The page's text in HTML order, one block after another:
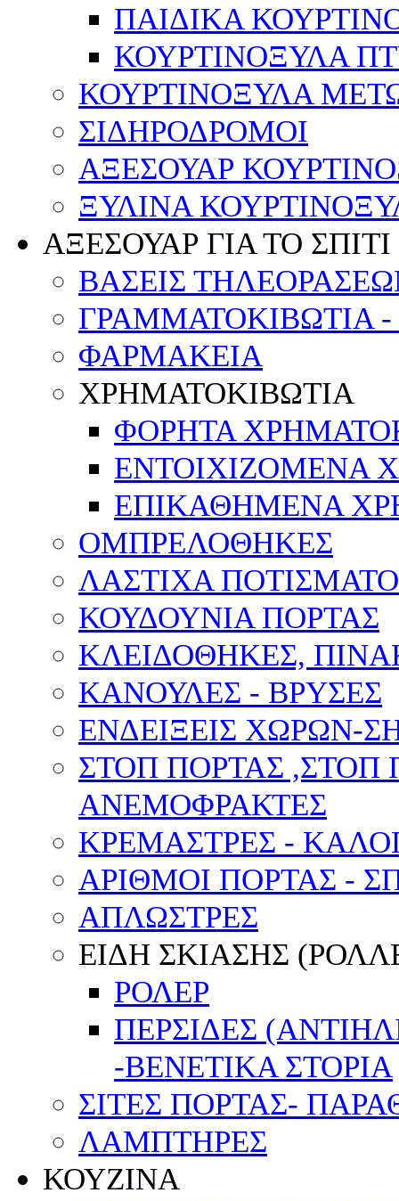
ΠΑΙΔΙΚΑ
ΚΟΥΡΤΙΝΟΞΥΛΑ
ΚΟΥΡΤΙΝΟΞΥΛΑ
ΣΙΔΗΡΟΔΡΟΜΟΙ
ΑΞΕΣΟΥΑΡ
ΞΥΛΙΝΑ
ΑΞΕΣΟΥΑΡ ΓΙΑ ΤΟ ΣΠΙΤΙ
ΒΑΣΕΙΣ
ΓΡΑΜΜΑΤΟΚΙΒΩΤΙΑ
ΦΑΡΜΑΚΕΙΑ
ΧΡΗΜΑΤΟΚΙΒΩΤΙΑ
ΦΟΡΗΤΑ
ΕΝΤΟΙΧΙΖΟΜΕΝΑ
ΕΠΙΚΑΘΗΜΕΝΑ
ΟΜΠΡΕΛΟΘΗΚΕΣ
ΛΑΣΤΙΧΑ
ΚΟΥΔΟΥΝΙΑ ΠΟΡΤΑΣ
ΚΛΕΙΔΟΘΗΚΕΣ,
ΚΑΝΟΥΛΕΣ - ΒΡΥΣΕΣ
ΕΝΔΕΙΞΕΙΣ ΧΩΡΩΝ-
ΣΤΟΠ ΠΟΡΤΑΣ ,ΣΤΟΠ
ΑΝΕΜΟΦΡΑΚΤΕΣ
ΚΡΕΜΑΣΤΡΕΣ -
ΑΡΙΘΜΟΙ ΠΟΡΤΑΣ -
ΑΠΛΩΣΤΡΕΣ
ΕΙΔΗ ΣΚΙΑΣΗΣ
ΡΟΛΕΡ
ΠΕΡΣΙΔΕΣ
-ΒΕΝΕΤΙΚΑ ΣΤΟΡΙΑ
ΣΙΤΕΣ ΠΟΡΤΑΣ-
ΛΑΜΠΤΗΡΕΣ
ΚΟΥΖΙΝΑ